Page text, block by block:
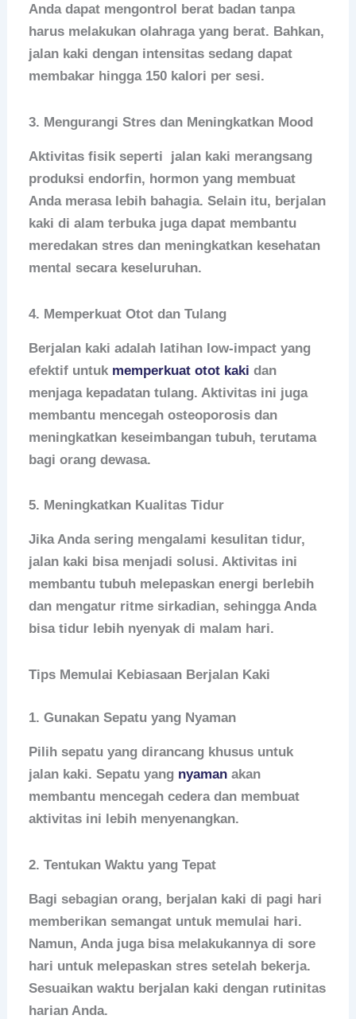
Anda dapat mengontrol berat badan tanpa
harus melakukan olahraga yang berat. Bahkan,
jalan kaki dengan intensitas sedang dapat
membakar hingga 150 kalori per sesi.
3. Mengurangi Stres dan Meningkatkan Mood
Aktivitas fisik seperti jalan kaki merangsang
produksi endorfin, hormon yang membuat
Anda merasa lebih bahagia. Selain itu, berjalan
kaki di alam terbuka juga dapat membantu
meredakan stres dan meningkatkan kesehatan
mental secara keseluruhan.
4. Memperkuat Otot dan Tulang
Berjalan kaki adalah latihan low-impact yang
efektif untuk memperkuat otot kaki dan
menjaga kepadatan tulang. Aktivitas ini juga
membantu mencegah osteoporosis dan
meningkatkan keseimbangan tubuh, terutama
bagi orang dewasa.
5. Meningkatkan Kualitas Tidur
Jika Anda sering mengalami kesulitan tidur,
jalan kaki bisa menjadi solusi. Aktivitas ini
membantu tubuh melepaskan energi berlebih
dan mengatur ritme sirkadian, sehingga Anda
bisa tidur lebih nyenyak di malam hari.
Tips Memulai Kebiasaan Berjalan Kaki
1. Gunakan Sepatu yang Nyaman
Pilih sepatu yang dirancang khusus untuk
jalan kaki. Sepatu yang nyaman akan
membantu mencegah cedera dan membuat
aktivitas ini lebih menyenangkan.
2. Tentukan Waktu yang Tepat
Bagi sebagian orang, berjalan kaki di pagi hari
memberikan semangat untuk memulai hari.
Namun, Anda juga bisa melakukannya di sore
hari untuk melepaskan stres setelah bekerja.
Sesuaikan waktu berjalan kaki dengan rutinitas
harian Anda.